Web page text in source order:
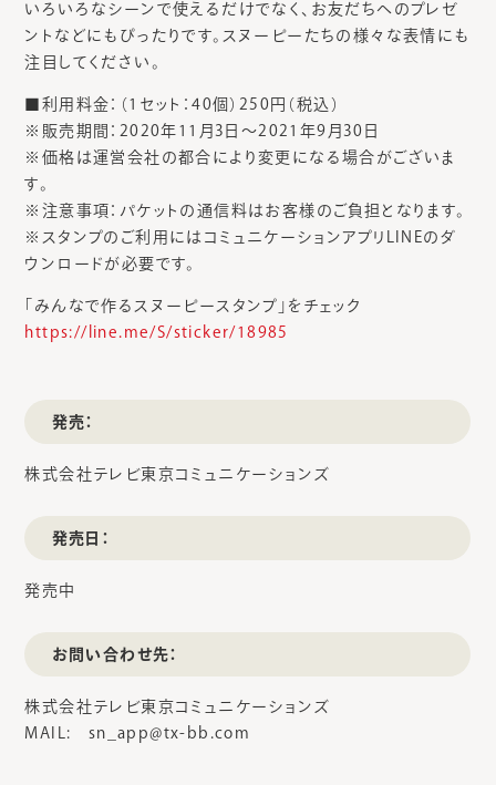
いろいろなシーンで使えるだけでなく、お友だちへのプレゼ
ントなどにもぴったりです。スヌーピーたちの様々な表情にも
注目してください。
■利用料金：（1セット：40個）250円（税込）
※販売期間：2020年11月3日～2021年9月30日
※価格は運営会社の都合により変更になる場合がございま
す。
※注意事項：パケットの通信料はお客様のご負担となります。
※スタンプのご利用にはコミュニケーションアプリLINEのダ
ウンロードが必要です。
「みんなで作るスヌーピースタンプ」をチェック
https://line.me/S/sticker/18985
発売：
株式会社テレビ東京コミュニケーションズ
発売日：
発売中
お問い合わせ先：
株式会社テレビ東京コミュニケーションズ
MAIL: sn_app@tx-bb.com